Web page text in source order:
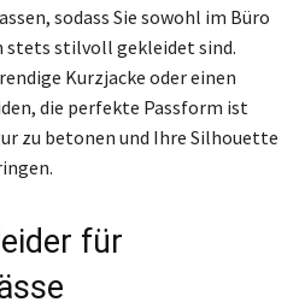
sodass Sie sowohl im Büro
stets stilvoll gekleidet sind.
Kurzjacke oder einen
die perfekte Passform ist
zu betonen und Ihre Silhouette
für